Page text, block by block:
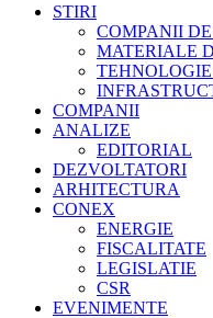
STIRI
COMPANII
MATERIALE
COMPANII
ANALIZE
EDITORIAL
DEZVOLTATORI
ARHITECTURA
CONEX
ENERGIE
FISCALITATE
LEGISLATIE
CSR
EVENIMENTE